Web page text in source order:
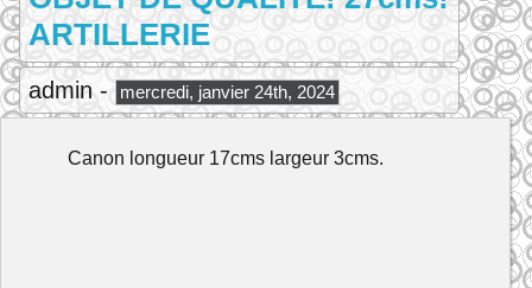
ARTILLERIE
admin - mercredi, janvier 24th, 2024
Canon longueur 17cms largeur 3cms.